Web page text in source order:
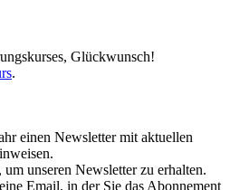
Glückwunsch!
.
einen Newsletter mit aktuellen
unseren Newsletter zu erhalten.
Email, in der Sie das Abonnement